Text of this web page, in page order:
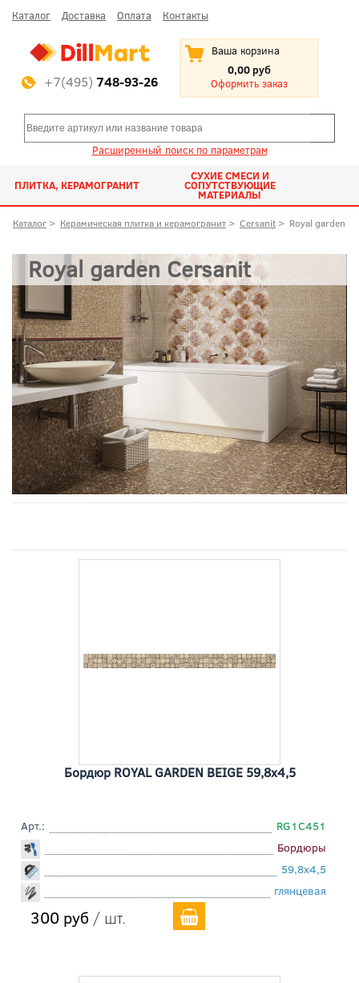
Каталог Доставка Оплата Контакты
+7(495) 748-93-26
Ваша корзина
0,00 руб
Оформить заказ
Расширенный поиск по параметрам
ПЛИТКА, КЕРАМОГРАНИТ
СУХИЕ СМЕСИ И
СОПУТСТВУЮЩИЕ
МАТЕРИАЛЫ
Каталог > Керамическая плитка и керамогранит > Cersanit > Royal garden
Royal garden Cersanit
Бордюр ROYAL GARDEN BEIGE 59,8x4,5
Арт.:
RG1C451
Бордюры
59,8x4,5
глянцевая
300 руб / шт.